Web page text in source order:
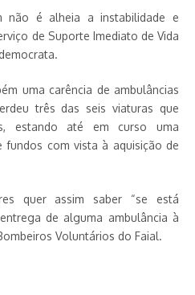
não é alheia a instabilidade e
de Suporte Imediato de Vida
uma carência de ambulâncias
três das seis viaturas que
estando até em curso uma
fundos com vista à aquisição de
quer assim saber “se está
de alguma ambulância à
Voluntários do Faial.